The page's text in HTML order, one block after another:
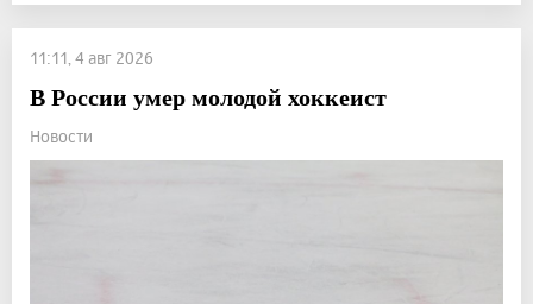
11:11, 4 авг 2026
В России умер молодой хоккеист
Новости